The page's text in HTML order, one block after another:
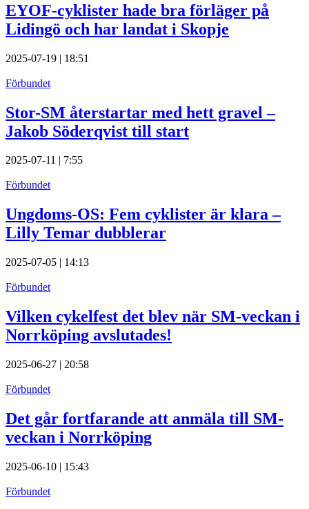
EYOF-cyklister hade bra förläger på
Lidingö och har landat i Skopje
2025-07-19 | 18:51
Förbundet
Stor-SM återstartar med hett gravel –
Jakob Söderqvist till start
2025-07-11 | 7:55
Förbundet
Ungdoms-OS: Fem cyklister är klara –
Lilly Temar dubblerar
2025-07-05 | 14:13
Förbundet
Vilken cykelfest det blev när SM-veckan i
Norrköping avslutades!
2025-06-27 | 20:58
Förbundet
Det går fortfarande att anmäla till SM-
veckan i Norrköping
2025-06-10 | 15:43
Förbundet